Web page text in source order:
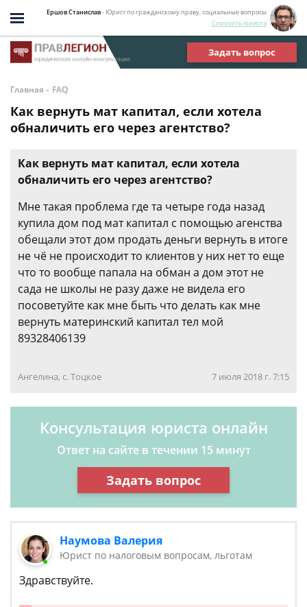
Ершов Станислав- Юрист по гражданскому праву, социальные вопросы
Спросить юриста
Задать вопрос
Главная - FAQ
Как вернуть мат капитал, если хотела
обналичить его через агентство?
Как вернуть мат капитал, если хотела
обналичить его через агентство?
Мне такая проблема где та четыре года назад
купила дом под мат капитал с помощью агенства
обещали этот дом продать деньги вернуть в итоге
не чё не происходит то клиентов у них нет то еще
что то вообще папала на обман а дом этот не
сада не школы не разу даже не видела его
посоветуйте как мне быть что делать как мне
вернуть материнский капитал тел мой
89328406139
Ангелина, с. Тоцкое 7 июля 2018 г. 7:15
Консультация юриста онлайн
Ответ на сайте в течении 15 минут
Задать вопрос
Наумова Валерия
Юрист по налоговым вопросам, льготам
Здравствуйте.